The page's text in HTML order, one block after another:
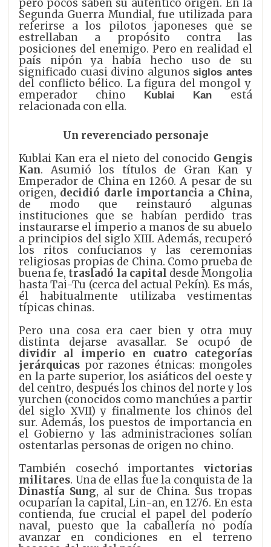
pero pocos saben su auténtico origen. En la
Segunda Guerra Mundial, fue utilizada para
referirse a los pilotos japoneses que se
estrellaban a propósito contra las
posiciones del enemigo. Pero en realidad el
país nipón ya había hecho uso de su
significado cuasi divino algunossiglos antes
del conflicto bélico. La figura del mongol y
emperador chino
Kublai Kan está
relacionada con ella.
Un reverenciado personaje
Kublai Kan era el nieto del conocido Gengis
Kan. Asumió los títulos de Gran Kan y
Emperador de China en 1260. A pesar de su
origen, decidió darle importancia a China,
de modo que reinstauró algunas
instituciones que se habían perdido tras
instaurarse el imperio a manos de su abuelo
a principios del siglo XIII. Además, recuperó
los ritos confucianos y las ceremonias
religiosas propias de China. Como prueba de
buena fe, trasladó la capital desde Mongolia
hasta Tai-Tu (cerca del actual Pekín). Es más,
él habitualmente utilizaba vestimentas
típicas chinas.
Pero una cosa era caer bien y otra muy
distinta dejarse avasallar. Se ocupó de
dividir al imperio en cuatro categorías
jerárquicas por razones étnicas: mongoles
en la parte superior, los asiáticos del oeste y
del centro, después los chinos del norte y los
yurchen (conocidos como manchúes a partir
del siglo XVII) y finalmente los chinos del
sur. Además, los puestos de importancia en
el Gobierno y las administraciones solían
ostentarlas personas de origen no chino.
También cosechó importantes victorias
militares. Una de ellas fue la conquista de la
Dinastía Sung, al sur de China. Sus tropas
ocuparían la capital, Lin-an, en 1276. En esta
contienda, fue crucial el papel del poderío
naval, puesto que la caballería no podía
avanzar en condiciones en el terreno